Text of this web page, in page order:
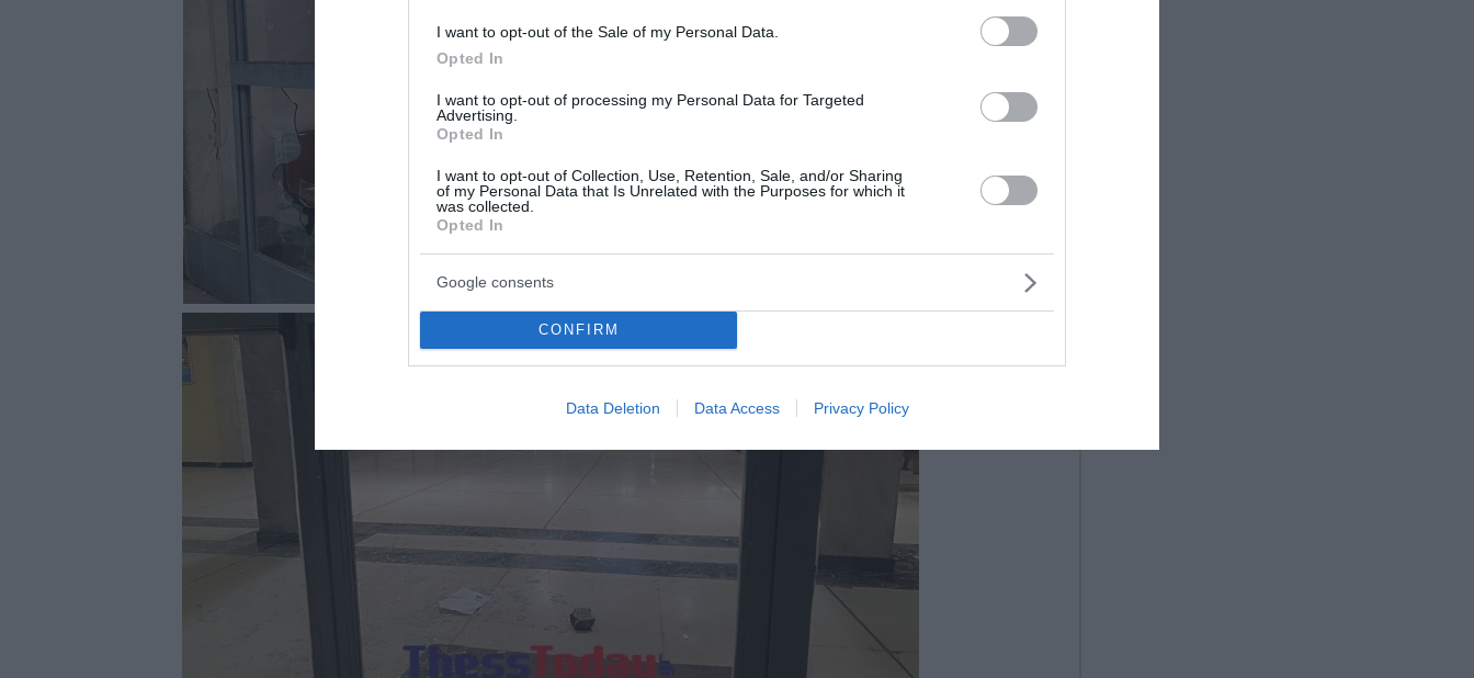
I want to opt-out of the Sale of my Personal Data.
Opted In
I want to opt-out of processing my Personal Data for Targeted
Advertising.
Opted In
I want to opt-out of Collection, Use, Retention, Sale, and/or Sharing
of my Personal Data that Is Unrelated with the Purposes for which it
was collected.
Opted In
Google consents
CONFIRM
Data Deletion Data Access Privacy Policy